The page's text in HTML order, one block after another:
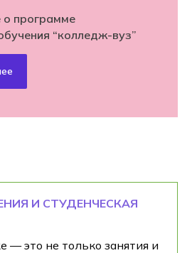
о программе
“колледж-вуз”
И СТУДЕНЧЕСКАЯ
— это не только занятия и